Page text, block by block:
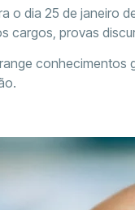
o dia 25 de janeiro
cargos, provas
conhecimentos